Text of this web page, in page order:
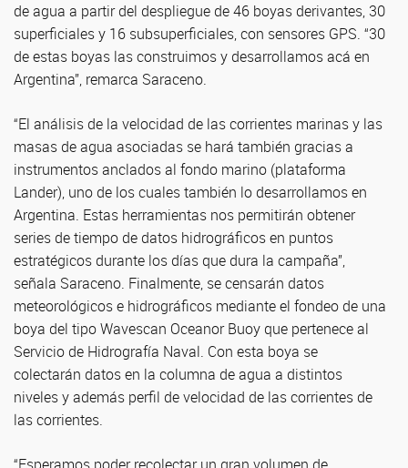
de agua a partir del despliegue de 46 boyas derivantes, 30
superficiales y 16 subsuperficiales, con sensores GPS. “30
de estas boyas las construimos y desarrollamos acá en
Argentina”, remarca Saraceno.
“El análisis de la velocidad de las corrientes marinas y las
masas de agua asociadas se hará también gracias a
instrumentos anclados al fondo marino (plataforma
Lander), uno de los cuales también lo desarrollamos en
Argentina. Estas herramientas nos permitirán obtener
series de tiempo de datos hidrográficos en puntos
estratégicos durante los días que dura la campaña”,
señala Saraceno. Finalmente, se censarán datos
meteorológicos e hidrográficos mediante el fondeo de una
boya del tipo Wavescan Oceanor Buoy que pertenece al
Servicio de Hidrografía Naval. Con esta boya se
colectarán datos en la columna de agua a distintos
niveles y además perfil de velocidad de las corrientes de
las corrientes.